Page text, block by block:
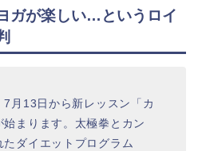
ガが楽しい…というロイ
月13日から新レッスン「カ
まります。太極拳とカン
ダイエットプログラム